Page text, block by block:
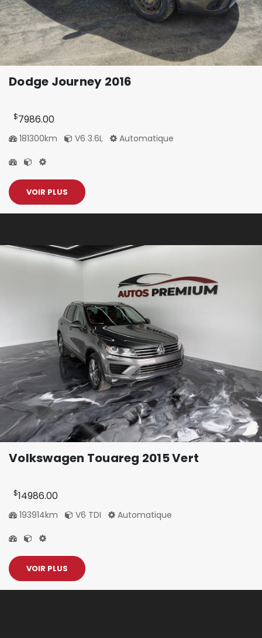
Dodge Journey 2016
$7986.00
181300km V6 3.6L Automatique
VOIR PLUS
Volkswagen Touareg 2015 Vert
$14986.00
193914km V6 TDI Automatique
VOIR PLUS